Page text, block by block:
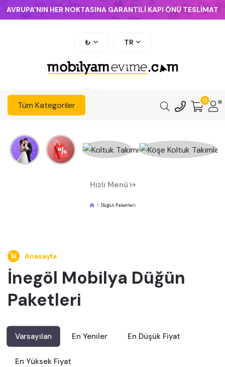
AVRUPA'NIN HER NOKTASINA GARANTİLİ KAPI ÖNÜ TESLİMAT
₺ TR
Tüm Kategoriler 0
Hızlı Menü
Düğün Paketleri
Anasayfa
İnegöl Mobilya Düğün
Paketleri
Varsayılan En Yeniler En Düşük Fiyat
En Yüksek Fiyat